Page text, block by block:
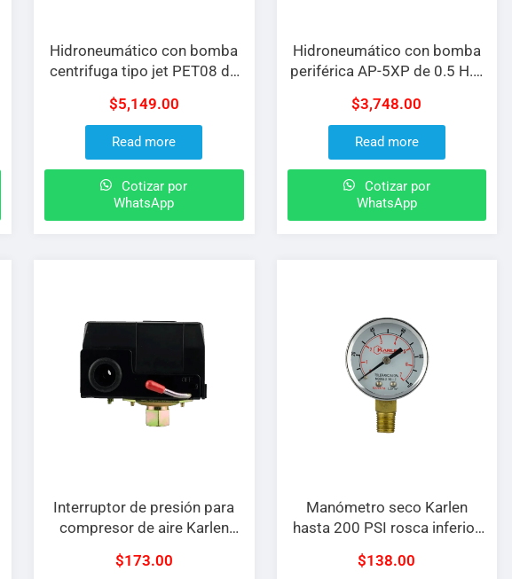
Hidroneumático con bomba
centrifuga tipo jet PET08 de
de 50 L
$5,149.00
Read more
Cotizar por
WhatsApp
Hidroneumático con bomba
periférica AP-5XP de 0.5 H.P
$3,748.00
Read more
Cotizar por
WhatsApp
Interruptor de presión para
compresor de aire Karlen
1/4″ NPT para 1.5 H.P a 50 –
$173.00
Manómetro seco Karlen
hasta 200 PSI rosca inferior
$138.00